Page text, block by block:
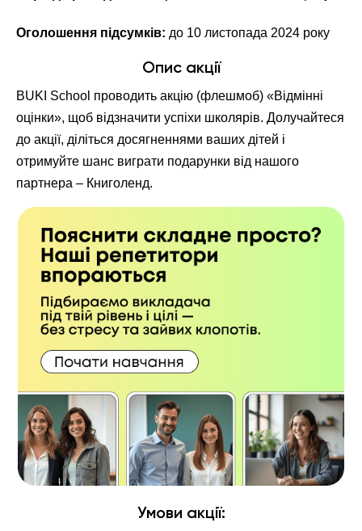
Оголошення підсумків: до 10 листопада 2024 року
Опис акції
BUKI School проводить акцію (флешмоб) «Відмінні
оцінки», щоб відзначити успіхи школярів. Долучайтеся
до акції, діліться досягненнями ваших дітей і
отримуйте шанс виграти подарунки від нашого
партнера – Книголенд.
Умови акції: